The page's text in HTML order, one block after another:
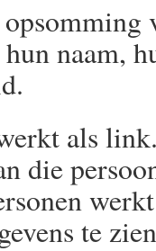
naam,
als
die
te